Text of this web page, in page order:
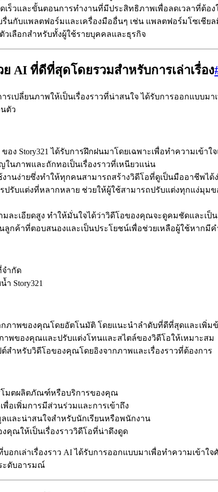
เร็วและขั้นตอนการทำงานที่มีประสิทธิภาพเพื่อลดเวลาที่ต้อง
รื่นกับแพลตฟอร์มและเครื่องมืออื่นๆ เช่น แพลตฟอร์มโซเชีย
เลือกสำหรับทั้งผู้ใช้รายบุคคลและธุรกิจ
AI ที่ดีที่สุดโดยรวมสำหรับการเล่าเรื่อง
ารเปลี่ยนภาพให้เป็นเรื่องราวที่น่าสนใจ ได้รับการออกแบบ
ตัว
อง Story321 ได้รับการฝึกฝนมาโดยเฉพาะเพื่อทำความเข้า
นภาพและถักทอเป็นเรื่องราวที่เหนียวแน่น
านง่ายซึ่งทำให้ทุกคนสามารถสร้างวิดีโอที่ดูเป็นมืออาชีพได้
รปรับแต่งที่หลากหลาย ช่วยให้ผู้ใช้สามารถปรับแต่งทุกแง่มุ
ละเอียดสูง ทำให้มั่นใจได้ว่าวิดีโอของคุณจะดูคมชัดและเป็
นลูกค้าที่ตอบสนองและเป็นประโยชน์เพื่อช่วยเหลือผู้ใช้หาก
ำกัด
Story321
กภาพของคุณโดยอัตโนมัติ โดยแนะนำลำดับที่ดีที่สุดและเพิ่ม
พของคุณและปรับแต่งโทนและสไตล์ของวิดีโอให้เหมาะสม
ต์สำหรับวิดีโอของคุณโดยอิงจากภาพและเรื่องราวที่ต้องการ
โมตผลิตภัณฑ์หรือบริการของคุณ
พื่อเพิ่มการมีส่วนร่วมและการเข้าถึง
และน่าสนใจสำหรับนักเรียนหรือพนักงาน
คุณให้เป็นเรื่องราววิดีโอที่น่าดึงดูด
อกเล่าเรื่องราว AI ได้รับการออกแบบมาเพื่อทำความเข้าใ
ะดับอารมณ์